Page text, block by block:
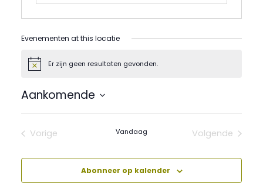
Evenementen at this locatie
BerichtEr zijn geen resultaten gevonden.
Aankomende
datum.
Vorige
Vandaag
Volgende
Abonneer op kalender